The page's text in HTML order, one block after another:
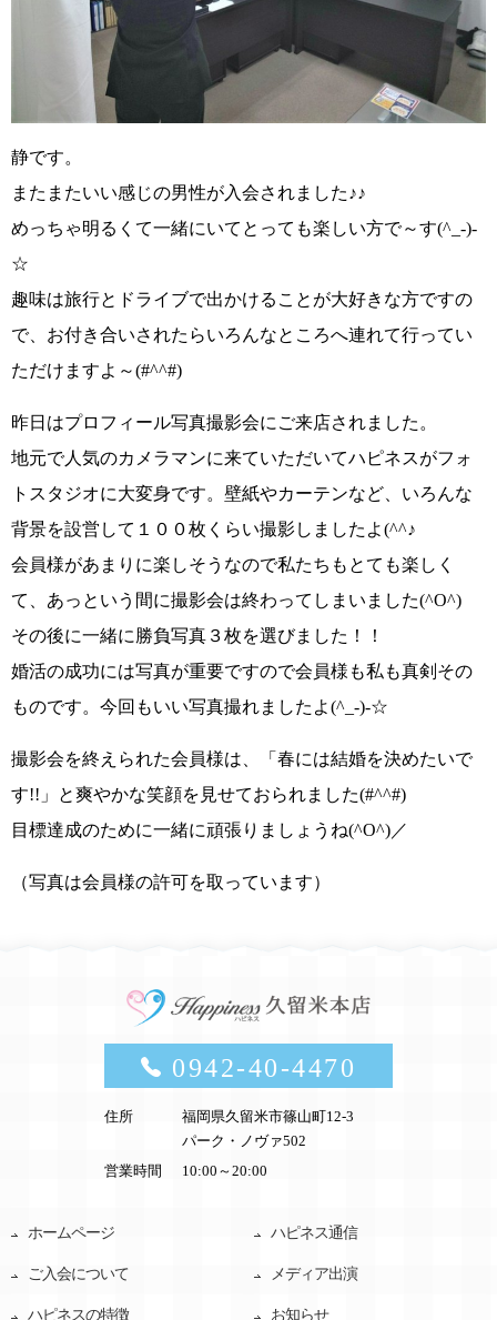
静です。
またまたいい感じの男性が入会されました♪♪
めっちゃ明るくて一緒にいてとっても楽しい方で～す(^_-)-
☆
趣味は旅行とドライブで出かけることが大好きな方ですの
で、お付き合いされたらいろんなところへ連れて行ってい
ただけますよ～(#^^#)
昨日はプロフィール写真撮影会にご来店されました。
地元で人気のカメラマンに来ていただいてハピネスがフォ
トスタジオに大変身です。壁紙やカーテンなど、いろんな
背景を設営して１００枚くらい撮影しましたよ(^^♪
会員様があまりに楽しそうなので私たちもとても楽しく
て、あっという間に撮影会は終わってしまいました(^O^)
その後に一緒に勝負写真３枚を選びました！！
婚活の成功には写真が重要ですので会員様も私も真剣その
ものです。今回もいい写真撮れましたよ(^_-)-☆
撮影会を終えられた会員様は、
「春には結婚を決めたいで
す!!」
と爽やかな笑顔を見せておられました(#^^#)
目標達成のために一緒に頑張りましょうね(^O^)／
（写真は会員様の許可を取っています）
0942-40-4470
住所
福岡県久留米市篠山町12-3
パーク・ノヴァ502
営業時間
10:00～20:00
ホームページ
ご入会について
ハピネスの特徴
ハピネス通信
メディア出演
お知らせ